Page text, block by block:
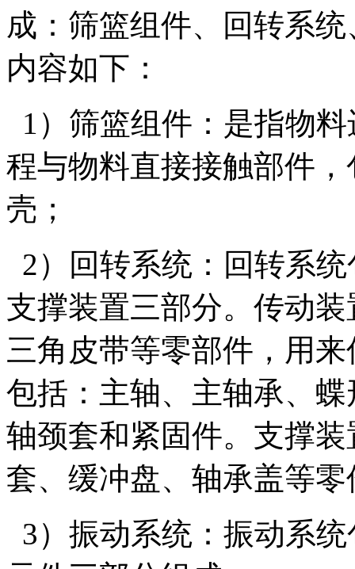
成：筛篮组件、回转系
内容如下：
1）筛篮组件：是指物
程与物料直接接触部件
壳；
2）回转系统：回转系
支撑装置三部分。传动
三角皮带等零部件，用
包括：主轴、主轴承、
轴颈套和紧固件。支撑
套、缓冲盘、轴承盖等零
3）振动系统：振动系